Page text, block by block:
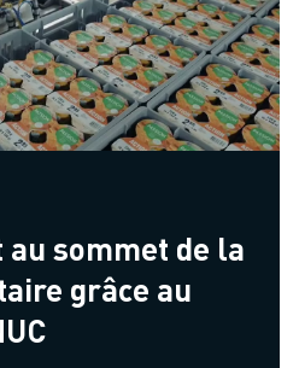
au sommet de la
grâce au